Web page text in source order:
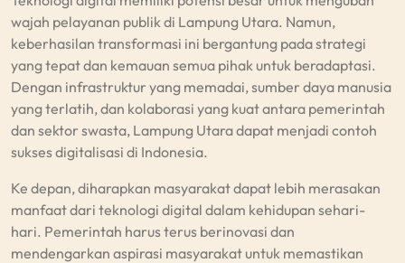
wajah pelayanan publik di Lampung Utara. Namun,
keberhasilan transformasi ini bergantung pada strategi
yang tepat dan kemauan semua pihak untuk beradaptasi.
Dengan infrastruktur yang memadai, sumber daya manusia
yang terlatih, dan kolaborasi yang kuat antara pemerintah
dan sektor swasta, Lampung Utara dapat menjadi contoh
sukses digitalisasi di Indonesia.
Ke depan, diharapkan masyarakat dapat lebih merasakan
manfaat dari teknologi digital dalam kehidupan sehari-
hari. Pemerintah harus terus berinovasi dan
mendengarkan aspirasi masyarakat untuk memastikan